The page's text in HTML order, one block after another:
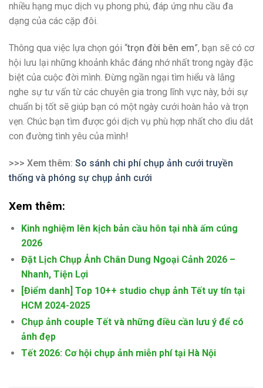
nhiều hạng mục dịch vụ phong phú, đáp ứng nhu cầu đa
dạng của các cặp đôi.
Thông qua việc lựa chọn gói “trọn đời bên em”, bạn sẽ có cơ
hội lưu lại những khoảnh khắc đáng nhớ nhất trong ngày đặc
biệt của cuộc đời mình. Đừng ngần ngại tìm hiểu và lắng
nghe sự tư vấn từ các chuyên gia trong lĩnh vực này, bởi sự
chuẩn bị tốt sẽ giúp bạn có một ngày cưới hoàn hảo và trọn
vẹn. Chúc bạn tìm được gói dịch vụ phù hợp nhất cho dìu dắt
con đường tình yêu của mình!
>>> Xem thêm: So sánh chi phí chụp ảnh cưới truyền
thống và phóng sự chụp ảnh cưới
Xem thêm:
Kinh nghiệm lên kịch bản cầu hôn tại nhà ấm cúng
2026
Đặt Lịch Chụp Ảnh Chân Dung Ngoại Cảnh 2026 –
Nhanh, Tiện Lợi
[Điểm danh] Top 10++ studio chụp ảnh Tết uy tín tại
HCM 2024-2025
Chụp ảnh couple Tết và những điều cần lưu ý để có
ảnh đẹp
Tết 2026: Cơ hội chụp ảnh miễn phí tại Hà Nội